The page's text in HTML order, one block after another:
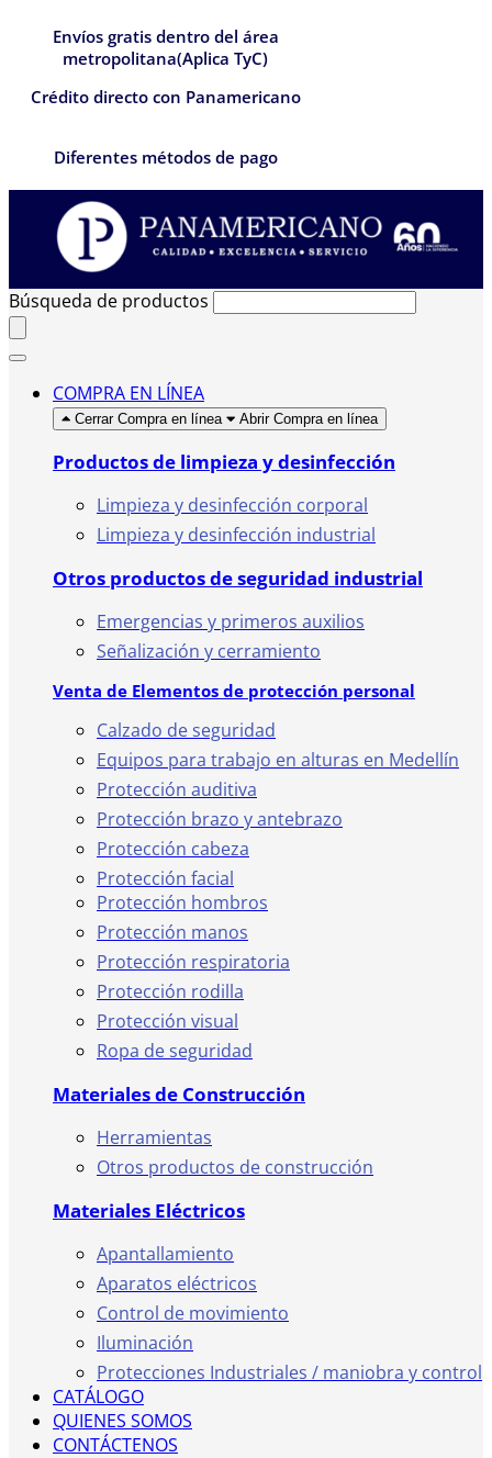
Envíos gratis dentro del área
metropolitana(Aplica TyC)
Crédito directo con Panamericano
Diferentes métodos de pago
Búsqueda de productos
COMPRA EN LÍNEA
Cerrar Compra en línea Abrir Compra en línea
Productos de limpieza y desinfección
Limpieza y desinfección corporal
Limpieza y desinfección industrial
Otros productos de seguridad industrial
Emergencias y primeros auxilios
Señalización y cerramiento
Venta de Elementos de protección personal
Calzado de seguridad
Equipos para trabajo en alturas en Medellín
Protección auditiva
Protección brazo y antebrazo
Protección cabeza
Protección facial
Protección hombros
Protección manos
Protección respiratoria
Protección rodilla
Protección visual
Ropa de seguridad
Materiales de Construcción
Herramientas
Otros productos de construcción
Materiales Eléctricos
Apantallamiento
Aparatos eléctricos
Control de movimiento
Iluminación
Protecciones Industriales / maniobra y control
CATÁLOGO
QUIENES SOMOS
CONTÁCTENOS